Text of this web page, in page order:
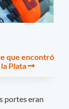
que encontró
Plata
portes eran